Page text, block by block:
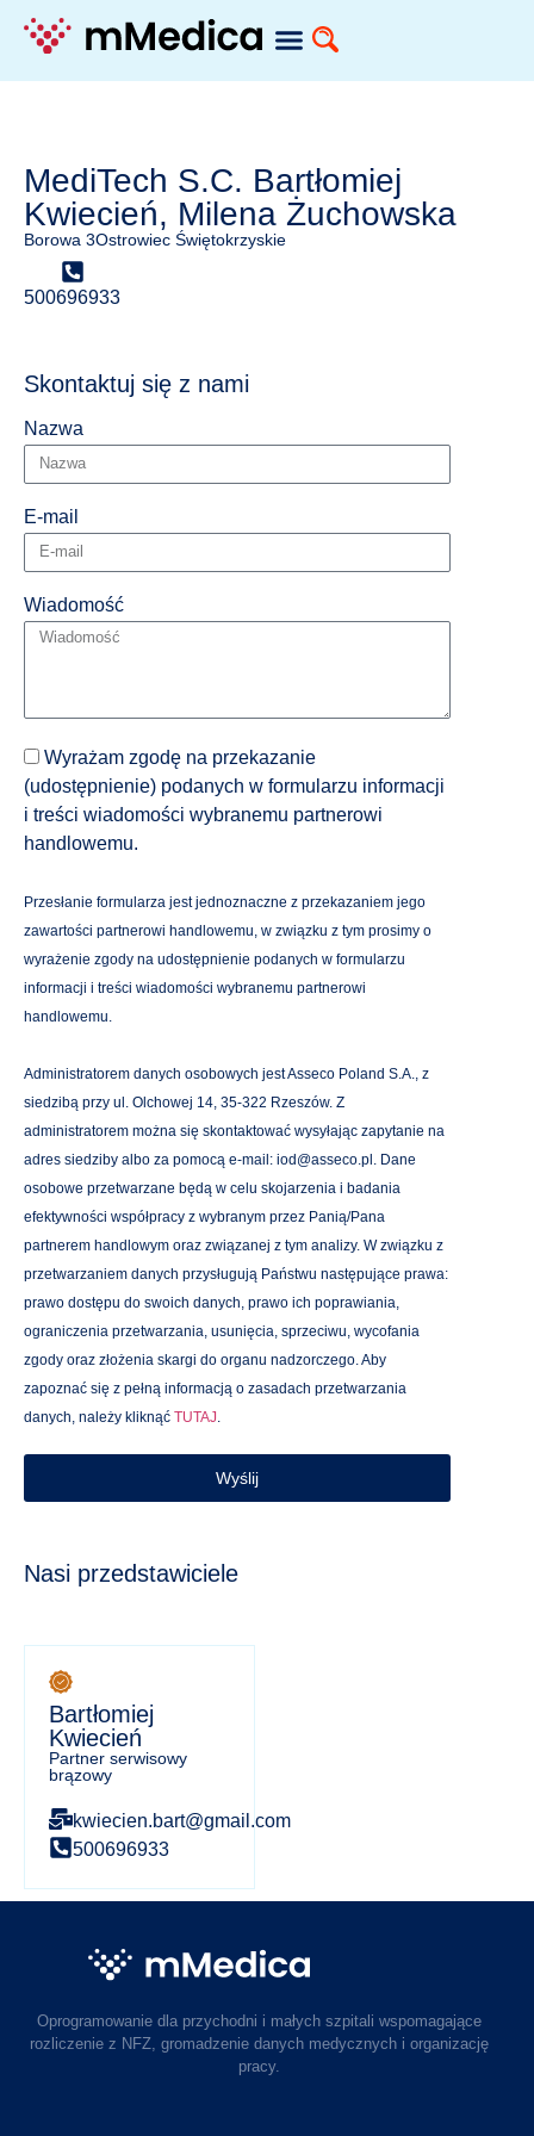
MediTech S.C. Bartłomiej
Kwiecień, Milena Żuchowska
Borowa 3Ostrowiec Świętokrzyskie
500696933
Skontaktuj się z nami
Nazwa
E-mail
Wiadomość
Wyrażam zgodę na przekazanie
(udostępnienie) podanych w formularzu informacji
i treści wiadomości wybranemu partnerowi
handlowemu.
Przesłanie formularza jest jednoznaczne z przekazaniem jego
zawartości partnerowi handlowemu, w związku z tym prosimy o
wyrażenie zgody na udostępnienie podanych w formularzu
informacji i treści wiadomości wybranemu partnerowi
handlowemu.
Administratorem danych osobowych jest Asseco Poland S.A., z
siedzibą przy ul. Olchowej 14, 35-322 Rzeszów. Z
administratorem można się skontaktować wysyłając zapytanie na
adres siedziby albo za pomocą e-mail: iod@asseco.pl. Dane
osobowe przetwarzane będą w celu skojarzenia i badania
efektywności współpracy z wybranym przez Panią/Pana
partnerem handlowym oraz związanej z tym analizy. W związku z
przetwarzaniem danych przysługują Państwu następujące prawa:
prawo dostępu do swoich danych, prawo ich poprawiania,
ograniczenia przetwarzania, usunięcia, sprzeciwu, wycofania
zgody oraz złożenia skargi do organu nadzorczego. Aby
zapoznać się z pełną informacją o zasadach przetwarzania
danych, należy kliknąć TUTAJ.
Wyślij
Nasi przedstawiciele
Bartłomiej
Kwiecień
Partner serwisowy
brązowy
kwiecien.bart@gmail.com
500696933
Oprogramowanie dla przychodni i małych szpitali wspomagające
rozliczenie z NFZ, gromadzenie danych medycznych i organizację
pracy.